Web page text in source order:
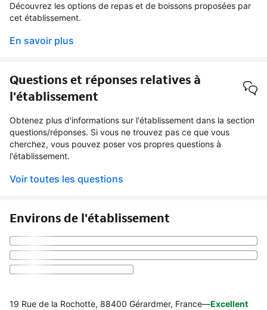
Découvrez les options de repas et de boissons proposées par
cet établissement.
En savoir plus
Questions et réponses relatives à
l'établissement
Obtenez plus d'informations sur l'établissement dans la section
questions/réponses. Si vous ne trouvez pas ce que vous
cherchez, vous pouvez poser vos propres questions à
l'établissement.
Voir toutes les questions
Environs de l'établissement
19 Rue de la Rochotte, 88400 Gérardmer, France—Excellent